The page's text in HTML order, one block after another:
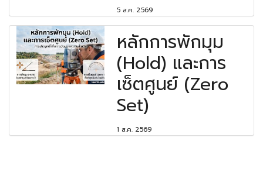
5 ส.ค. 2569
หลักการพักมุม
(Hold) และการ
เซ็ตศูนย์ (Zero
Set)
1 ส.ค. 2569